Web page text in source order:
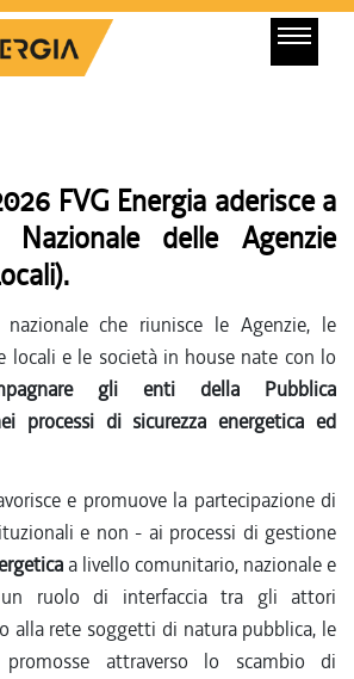
FVG Energia aderisce a
Nazionale delle Agenzie
che riunisce le Agenzie, le
locali e le società in house nate con lo
gli enti della Pubblica
processi di sicurezza energetica ed
e promuove la partecipazione di
e non - ai processi di gestione
a livello comunitario, nazionale e
un ruolo di interfaccia tra gli attori
alla rete soggetti di natura pubblica, le
attraverso lo scambio di